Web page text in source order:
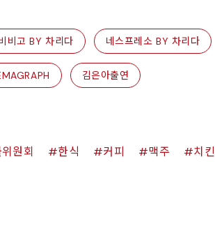
비고 BY 차리다 네스프레소 BY 차리다
김은아출연
원회 한식 커피 맥주 치킨